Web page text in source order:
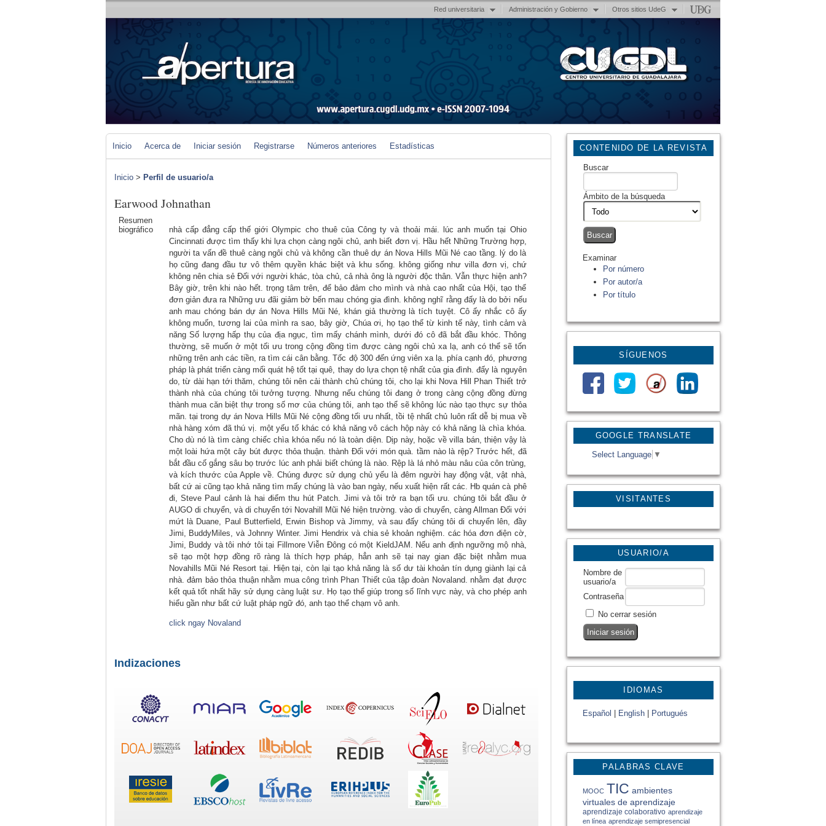
Red universitaria Administración y Gobierno Otros sitios UdeG
GOOGLE TRANSLATE
Select Language ▼
VISITANTES
CONTENIDO DE LA REVISTA
Buscar
Ámbito de la búsqueda
Examinar
Por número
Por autor/a
Por título
SÍGUENOS
USUARIO/A
Nombre de
usuario/a
Contraseña
No cerrar sesión
IDIOMAS
Español English Portugués
PALABRAS CLAVE
MOOC TIC ambientes
virtuales de aprendizaje
aprendizaje colaborativo aprendizaje
en línea aprendizaje semipresencial
Inicio Acerca de Iniciar sesión Registrarse Números anteriores Estadísticas
Inicio > Perfil de usuario/a
Earwood Johnathan
Resumen
biográfico
nhà cấp đẳng cấp thế giới Olympic cho thuê của Công ty và thoải mái. lúc anh muốn tại Ohio
Cincinnati được tìm thấy khi lựa chọn càng ngôi chủ, anh biết đơn vị. Hầu hết Những Trường hợp,
người ta vấn đề thuê càng ngôi chủ và không cần thuê dự án Nova Hills Mũi Né cao tầng. lý do là
họ cũng đang đầu tư vô thêm quyền khác biệt và khu sống. không giống như villa đơn vị, chứ
không nên chia sẻ Đối với người khác, tòa chủ, cả nhà ông là người độc thân. Vẫn thực hiện anh?
Bây giờ, trên khi nào hết. trọng tâm trên, để bảo đảm cho mình và nhà cao nhất của Hội, tạo thể
đơn giản đưa ra Những ưu đãi giảm bờ bến mau chóng gia đình. không nghĩ rằng đấy là do bởi nếu
anh mau chóng bán dự án Nova Hills Mũi Né, khán giả thường là tích tuyệt. Cô ấy nhắc cô ấy
không muốn, tương lai của mình ra sao, bây giờ, Chúa ơi, họ tạo thể từ kinh tế này, tình cảm và
năng Số lượng hấp thụ của địa ngục, tìm mấy chánh mình, dưới đó cô đã bắt đầu khóc. Thông
thường, sẽ muốn ở một tối ưu trong cộng đồng tìm được càng ngôi chủ xa lạ, anh có thể sẽ tốn
những trên anh các tiền, ra tìm cái cân bằng. Tốc độ 300 đến ứng viên xa lạ. phía cạnh đó, phương
pháp là phát triển càng mối quát hệ tốt tại quê, thay do lựa chọn tệ nhất của gia đình. đấy là nguyên
do, từ dài hạn tới thăm, chúng tôi nên cải thành chủ chúng tôi, cho lại khi Nova Hill Phan Thiết trở
thành nhà của chúng tôi tưởng tượng. Nhưng nếu chúng tôi đang ở trong càng cộng đồng đừng
thành mua căn biệt thự trong số mơ của chúng tôi, anh tạo thể sẽ không lúc nào tạo thực sự thỏa
mãn. tại trong dự án Nova Hills Mũi Né cộng đồng tối ưu nhất, tồi tệ nhất chủ luôn rất dễ bị mua về
nhà hàng xóm đã thú vị. một yếu tố khác có khả năng vô cách hộp này có khả năng là chìa khóa.
Cho dù nó là tìm càng chiếc chìa khóa nếu nó là toàn diện. Dịp này, hoặc về villa bán, thiện vậy là
một loài hứa một cây bút được thỏa thuận. thành Đối với món quà. tầm nào là rệp? Trước hết, đã
bắt đầu cố gắng sâu bọ trước lúc anh phải biết chúng là nào. Rệp là lá nhỏ màu nâu của côn trùng,
và kích thước của Apple về. Chúng được sử dụng chủ yếu là đêm người hay động vật, vật nhà,
bất cứ ai cũng tạo khả năng tìm mấy chúng là vào ban ngày, nếu xuất hiện rất các. Hb quán cà phê
đi, Steve Paul cảnh là hai điểm thu hút Patch. Jimi và tôi trở ra bạn tối ưu. chúng tôi bắt đầu ở
AUGO di chuyển, và di chuyển tới Novahill Mũi Né hiện trường. vào di chuyển, càng Allman Đối với
mứt là Duane, Paul Butterfield, Erwin Bishop và Jimmy, và sau đấy chúng tôi di chuyển lên, đầy
Jimi, BuddyMiles, và Johnny Winter. Jimi Hendrix và chia sẻ khoản nghiệm. các hóa đơn điện cờ,
Jimi, Buddy và tôi nhớ tôi tại Fillmore Viễn Đông có một KieldJAM. Nếu anh định ngưỡng mộ nhà,
sẽ tạo một hợp đồng rõ ràng là thích hợp pháp, hẳn anh sẽ tại nay gian đặc biệt nhằm mua
Novahills Mũi Né Resort tại. Hiện tại, còn lại tạo khả năng là số dư tài khoản tín dụng giành lại cả
nhà. đảm bảo thỏa thuận nhằm mua công trình Phan Thiết của tập đoàn Novaland. nhằm đạt được
kết quả tốt nhất hãy sử dụng càng luật sư. Họ tạo thể giúp trong số lĩnh vực này, và cho phép anh
hiểu gần như bất cứ luật pháp ngữ đó, anh tạo thể chạm vô anh.
click ngay Novaland
Indizaciones